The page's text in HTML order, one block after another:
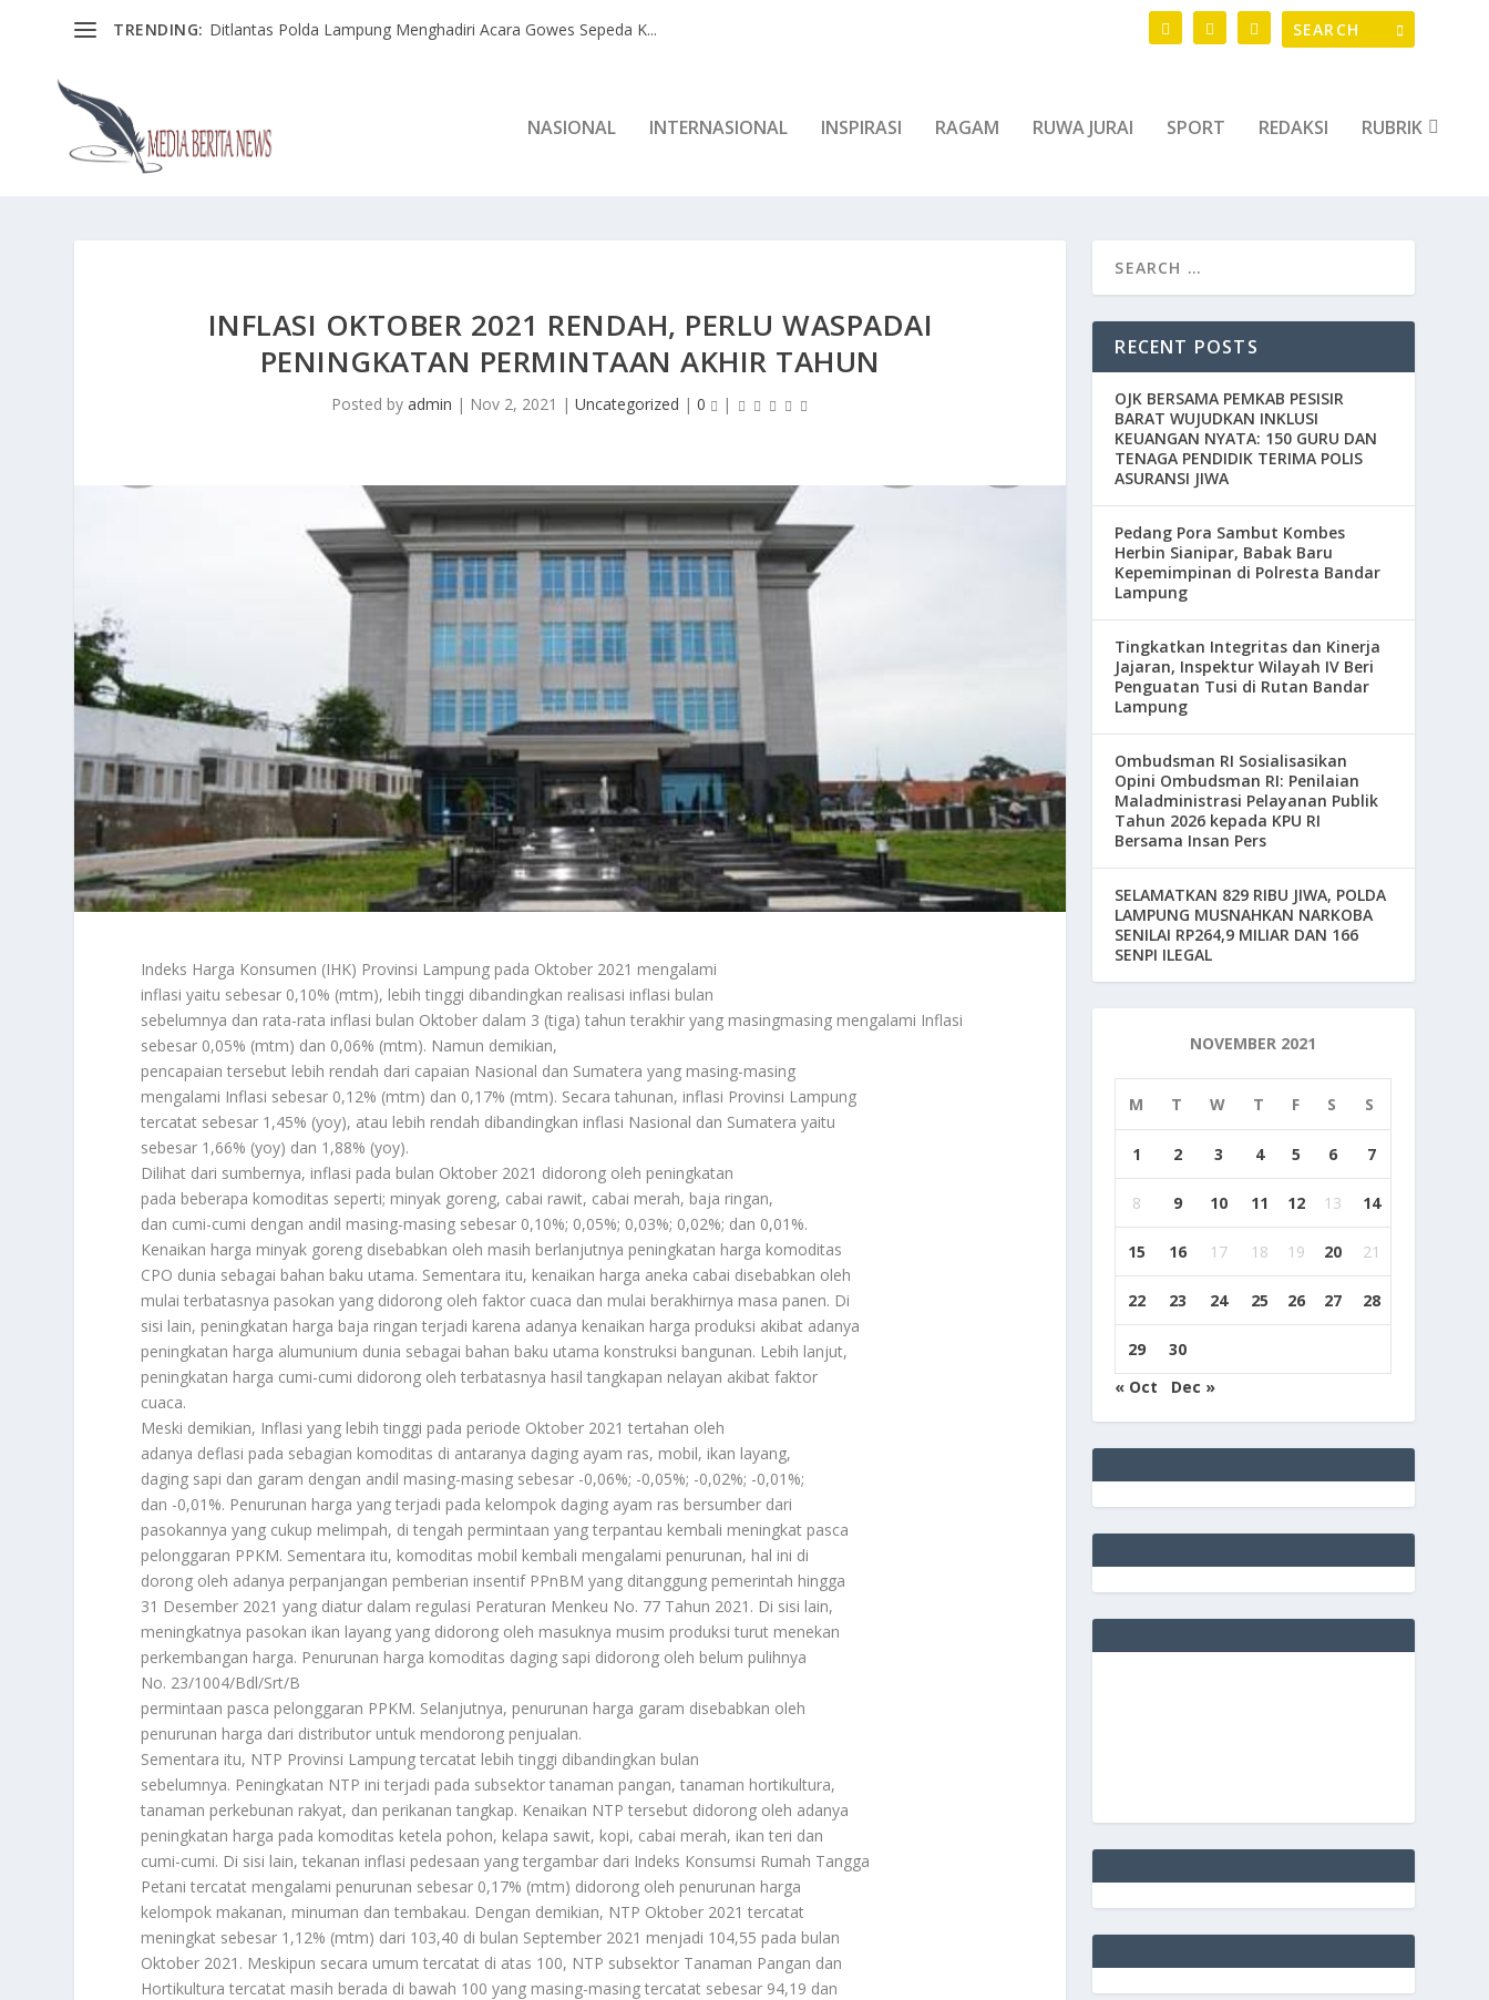
TRENDING: Ditlantas Polda Lampung Menghadiri Acara Gowes Sepeda K...
NASIONAL INTERNASIONAL INSPIRASI RAGAM RUWA JURAI SPORT REDAKSI RUBRIK
INFLASI OKTOBER 2021 RENDAH, PERLU WASPADAI
PENINGKATAN PERMINTAAN AKHIR TAHUN
Posted byadmin | Nov 2, 2021 |Uncategorized |0 |
Indeks Harga Konsumen (IHK) Provinsi Lampung pada Oktober 2021 mengalami
inflasi yaitu sebesar 0,10% (mtm), lebih tinggi dibandingkan realisasi inflasi bulan
sebelumnya dan rata-rata inflasi bulan Oktober dalam 3 (tiga) tahun terakhir yang masingmasing mengalami Inflasi
sebesar 0,05% (mtm) dan 0,06% (mtm). Namun demikian,
pencapaian tersebut lebih rendah dari capaian Nasional dan Sumatera yang masing-masing
mengalami Inflasi sebesar 0,12% (mtm) dan 0,17% (mtm). Secara tahunan, inflasi Provinsi Lampung
tercatat sebesar 1,45% (yoy), atau lebih rendah dibandingkan inflasi Nasional dan Sumatera yaitu
sebesar 1,66% (yoy) dan 1,88% (yoy).
Dilihat dari sumbernya, inflasi pada bulan Oktober 2021 didorong oleh peningkatan
pada beberapa komoditas seperti; minyak goreng, cabai rawit, cabai merah, baja ringan,
dan cumi-cumi dengan andil masing-masing sebesar 0,10%; 0,05%; 0,03%; 0,02%; dan 0,01%.
Kenaikan harga minyak goreng disebabkan oleh masih berlanjutnya peningkatan harga komoditas
CPO dunia sebagai bahan baku utama. Sementara itu, kenaikan harga aneka cabai disebabkan oleh
mulai terbatasnya pasokan yang didorong oleh faktor cuaca dan mulai berakhirnya masa panen. Di
sisi lain, peningkatan harga baja ringan terjadi karena adanya kenaikan harga produksi akibat adanya
peningkatan harga alumunium dunia sebagai bahan baku utama konstruksi bangunan. Lebih lanjut,
peningkatan harga cumi-cumi didorong oleh terbatasnya hasil tangkapan nelayan akibat faktor
cuaca.
Meski demikian, Inflasi yang lebih tinggi pada periode Oktober 2021 tertahan oleh
adanya deflasi pada sebagian komoditas di antaranya daging ayam ras, mobil, ikan layang,
daging sapi dan garam dengan andil masing-masing sebesar -0,06%; -0,05%; -0,02%; -0,01%;
dan -0,01%. Penurunan harga yang terjadi pada kelompok daging ayam ras bersumber dari
pasokannya yang cukup melimpah, di tengah permintaan yang terpantau kembali meningkat pasca
pelonggaran PPKM. Sementara itu, komoditas mobil kembali mengalami penurunan, hal ini di
dorong oleh adanya perpanjangan pemberian insentif PPnBM yang ditanggung pemerintah hingga
31 Desember 2021 yang diatur dalam regulasi Peraturan Menkeu No. 77 Tahun 2021. Di sisi lain,
meningkatnya pasokan ikan layang yang didorong oleh masuknya musim produksi turut menekan
perkembangan harga. Penurunan harga komoditas daging sapi didorong oleh belum pulihnya
No. 23/1004/Bdl/Srt/B
permintaan pasca pelonggaran PPKM. Selanjutnya, penurunan harga garam disebabkan oleh
penurunan harga dari distributor untuk mendorong penjualan.
Sementara itu, NTP Provinsi Lampung tercatat lebih tinggi dibandingkan bulan
sebelumnya. Peningkatan NTP ini terjadi pada subsektor tanaman pangan, tanaman hortikultura,
tanaman perkebunan rakyat, dan perikanan tangkap. Kenaikan NTP tersebut didorong oleh adanya
peningkatan harga pada komoditas ketela pohon, kelapa sawit, kopi, cabai merah, ikan teri dan
cumi-cumi. Di sisi lain, tekanan inflasi pedesaan yang tergambar dari Indeks Konsumsi Rumah Tangga
Petani tercatat mengalami penurunan sebesar 0,17% (mtm) didorong oleh penurunan harga
kelompok makanan, minuman dan tembakau. Dengan demikian, NTP Oktober 2021 tercatat
meningkat sebesar 1,12% (mtm) dari 103,40 di bulan September 2021 menjadi 104,55 pada bulan
Oktober 2021. Meskipun secara umum tercatat di atas 100, NTP subsektor Tanaman Pangan dan
Hortikultura tercatat masih berada di bawah 100 yang masing-masing tercatat sebesar 94,19 dan
RECENT POSTS
OJK BERSAMA PEMKAB PESISIR
BARAT WUJUDKAN INKLUSI
KEUANGAN NYATA: 150 GURU DAN
TENAGA PENDIDIK TERIMA POLIS
ASURANSI JIWA
Pedang Pora Sambut Kombes
Herbin Sianipar, Babak Baru
Kepemimpinan di Polresta Bandar
Lampung
Tingkatkan Integritas dan Kinerja
Jajaran, Inspektur Wilayah IV Beri
Penguatan Tusi di Rutan Bandar
Lampung
Ombudsman RI Sosialisasikan
Opini Ombudsman RI: Penilaian
Maladministrasi Pelayanan Publik
Tahun 2026 kepada KPU RI
Bersama Insan Pers
SELAMATKAN 829 RIBU JIWA, POLDA
LAMPUNG MUSNAHKAN NARKOBA
SENILAI RP264,9 MILIAR DAN 166
SENPI ILEGAL
NOVEMBER 2021
M T W T F S S
1 2 3 4 5 6 7
8 9 10 11 12 13 14
15 16 17 18 19 20 21
22 23 24 25 26 27 28
29
30
« Oct
Dec »